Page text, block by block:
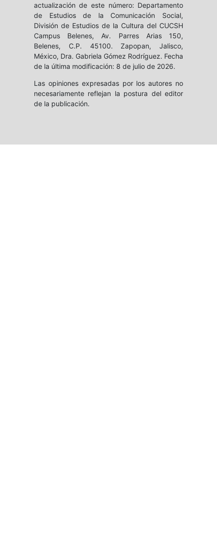
actualización de este número: Departamento
de Estudios de la Comunicación Social,
División de Estudios de la Cultura del CUCSH
Campus Belenes, Av. Parres Arias 150,
Belenes, C.P. 45100. Zapopan, Jalisco,
México, Dra. Gabriela Gómez Rodríguez. Fecha
de la última modificación: 8 de julio de 2026.
Las opiniones expresadas por los autores no
necesariamente reflejan la postura del editor
de la publicación.